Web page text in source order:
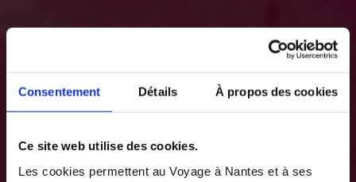
Consentement Détails À propos des cookies
Ce site web utilise des cookies.
Les cookies permettent au Voyage à Nantes et à ses